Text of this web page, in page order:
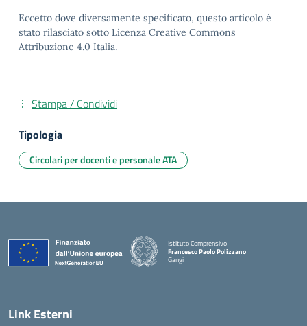
Eccetto dove diversamente specificato, questo articolo è
stato rilasciato sotto Licenza Creative Commons
Attribuzione 4.0 Italia.
Stampa / Condividi
Tipologia
Circolari per docenti e personale ATA
Istituto Comprensivo
Francesco Paolo Polizzano
Gangi
— Visita la pagina iniziale della scuola
Link Esterni